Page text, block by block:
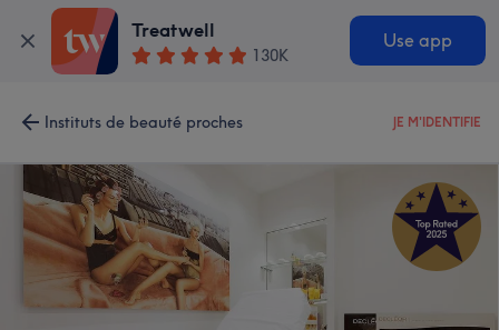
Treatwell
130K
Use app
Instituts de beauté proches JE M'IDENTIFIE